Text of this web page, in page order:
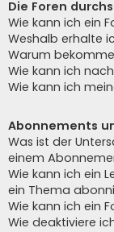
Die Foren
Wie kann ich ein
Weshalb erhalte
Warum
Wie kann ich
Wie kann ich
Abonnements
Was ist der
einem
Wie kann ich ein
ein Thema
Wie kann ich ein
Wie deaktiviere